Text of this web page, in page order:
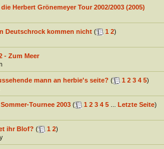
Herbert Grönemeyer Tour 2002/2003 (2005)
Deutschrock kommen nicht ( 1 2)
- Zum Meer
mann an herbie's seite? ( 1 2 3 4 5)
Tournee 2003 ( 1 2 3 4 5... Letzte Seite)
ihr Blof? ( 1 2)